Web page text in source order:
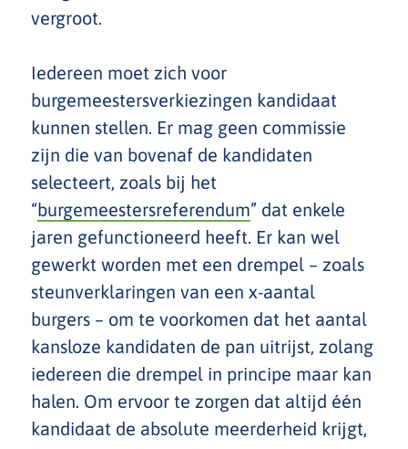
vergroot.
Iedereen moet zich voor
burgemeestersverkiezingen kandidaat
kunnen stellen. Er mag geen commissie
zijn die van bovenaf de kandidaten
selecteert, zoals bij het
“burgemeestersreferendum” dat enkele
jaren gefunctioneerd heeft. Er kan wel
gewerkt worden met een drempel – zoals
steunverklaringen van een x-aantal
burgers – om te voorkomen dat het aantal
kansloze kandidaten de pan uitrijst, zolang
iedereen die drempel in principe maar kan
halen. Om ervoor te zorgen dat altijd één
kandidaat de absolute meerderheid krijgt,